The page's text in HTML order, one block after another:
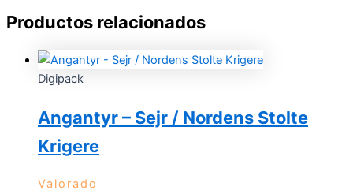
Productos relacionados
Digipack
Angantyr – Sejr / Nordens Stolte
Krigere
Valorado